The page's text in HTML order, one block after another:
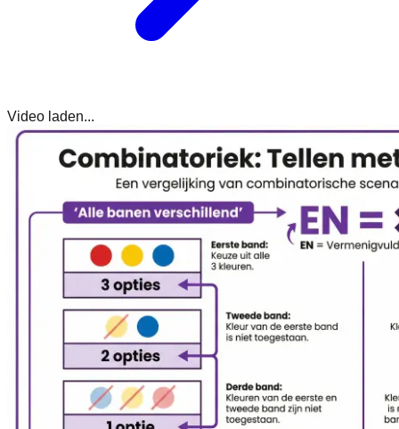
Video laden...